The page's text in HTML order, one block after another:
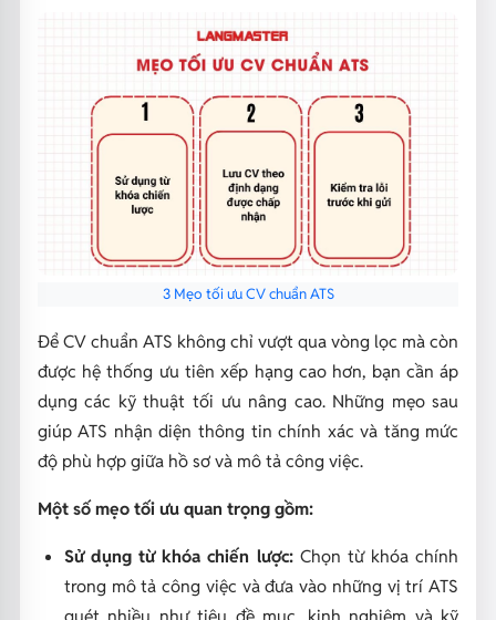
3 Mẹo tối ưu CV chuẩn ATS
Để CV chuẩn ATS không chỉ vượt qua vòng lọc mà còn
được hệ thống ưu tiên xếp hạng cao hơn, bạn cần áp
dụng các kỹ thuật tối ưu nâng cao. Những mẹo sau
giúp ATS nhận diện thông tin chính xác và tăng mức
độ phù hợp giữa hồ sơ và mô tả công việc.
Một số mẹo tối ưu quan trọng gồm:
Sử dụng từ khóa chiến lược:Chọn từ khóa chính
trong mô tả công việc và đưa vào những vị trí ATS